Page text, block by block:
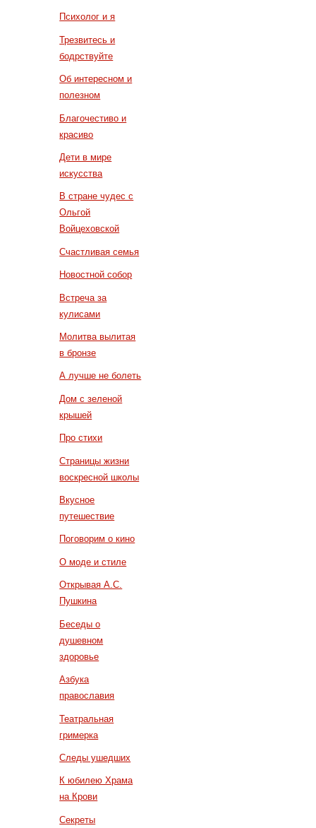
Психолог и я
Трезвитесь и
бодрствуйте
Об интересном и
полезном
Благочестиво и
красиво
Дети в мире
искусства
В стране чудес с
Ольгой
Войцеховской
Счастливая семья
Новостной собор
Встреча за
кулисами
Молитва вылитая
в бронзе
А лучше не болеть
Дом с зеленой
крышей
Про стихи
Страницы жизни
воскресной школы
Вкусное
путешествие
Поговорим о кино
О моде и стиле
Открывая А.С.
Пушкина
Беседы о
душевном
здоровье
Азбука
православия
Театральная
гримерка
Следы ушедших
К юбилею Храма
на Крови
Секреты